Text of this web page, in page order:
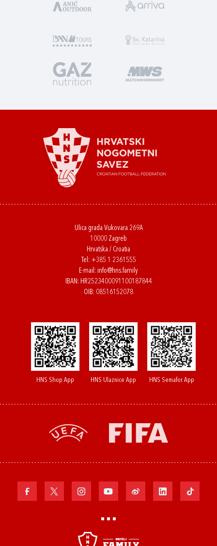
Ulica grada Vukovara 269A
10000 Zagreb
Hrvatska / Croatia
Tel: +385 1 2361555
E-mail: info@hns.family
IBAN: HR2523400091100187844
OIB: 08516152078
HNS Shop App HNS Ulaznice App HNS Semafor App